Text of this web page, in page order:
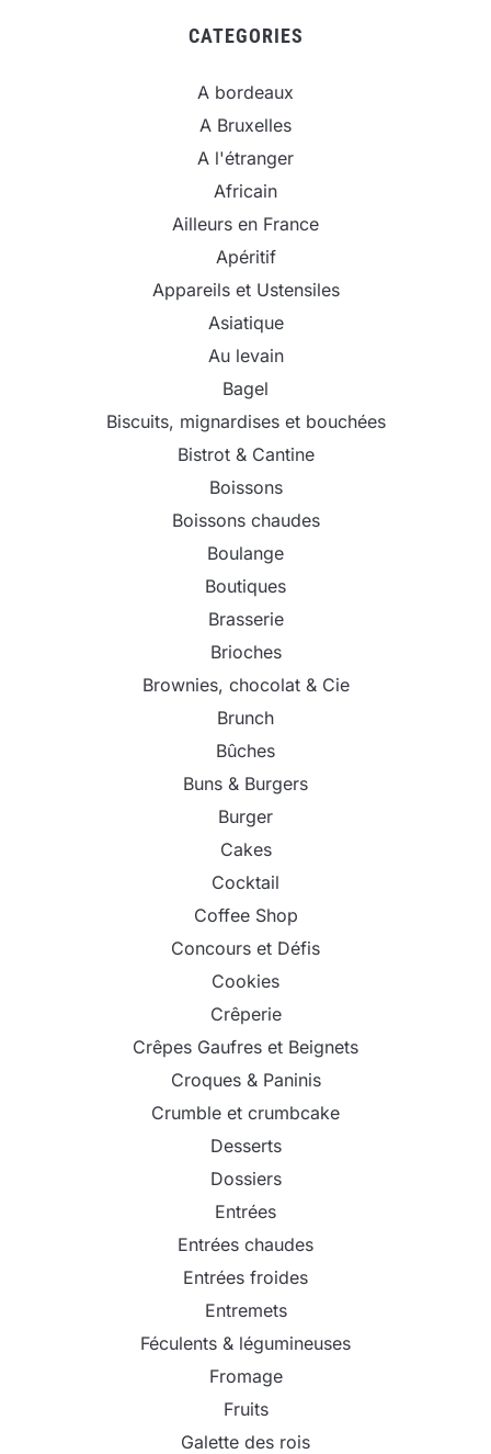
CATEGORIES
A bordeaux
A Bruxelles
A l'étranger
Africain
Ailleurs en France
Apéritif
Appareils et Ustensiles
Asiatique
Au levain
Bagel
Biscuits, mignardises et bouchées
Bistrot & Cantine
Boissons
Boissons chaudes
Boulange
Boutiques
Brasserie
Brioches
Brownies, chocolat & Cie
Brunch
Bûches
Buns & Burgers
Burger
Cakes
Cocktail
Coffee Shop
Concours et Défis
Cookies
Crêperie
Crêpes Gaufres et Beignets
Croques & Paninis
Crumble et crumbcake
Desserts
Dossiers
Entrées
Entrées chaudes
Entrées froides
Entremets
Féculents & légumineuses
Fromage
Fruits
Galette des rois